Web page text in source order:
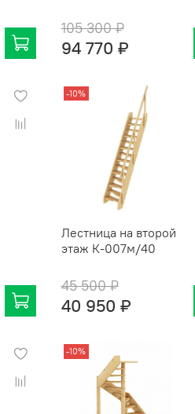
105 300 ₽
94 770 ₽
-10%
Лестница на второй
этаж К-007м/40
45 500 ₽
40 950 ₽
-10%